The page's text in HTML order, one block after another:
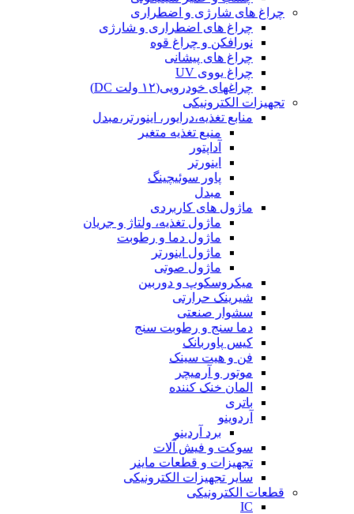
چراغ های شارژی و اضطراری
چراغ های اضطراری و شارژی
نورافکن و چراغ قوه
چراغ های پیشانی
چراغ یووی UV
چراغهای خودرویی(۱۲ ولت DC)
تجهیزات الکترونیکی
منابع تغذیه،درایور، اینورتر،مبدل
منبع تغذیه متغیر
آداپتور
اینورتر
پاور سوئیچینگ
مبدل
ماژول های کاربردی
ماژول تغذیه، ولتاژ و جریان
ماژول دما و رطوبت
ماژول اینورتر
ماژول صوتی
میکروسکوپ و دوربین
شیرینک حرارتی
سشوار صنعتی
دما سنج و رطوبت سنج
کیس پاوربانک
فن و هیت سینک
موتور و آرمیچر
المان خنک کننده
باتری
آردوینو
برد آردینو
سوکت و فیش آلات
تجهیزات و قطعات ماینر
سایر تجهیزات الکترونیکی
قطعات الکترونیکی
IC